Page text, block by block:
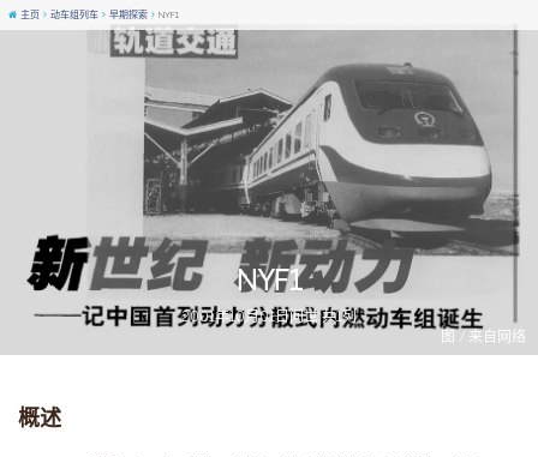
图 / 来自网络
NYF1
2001年10月01日问世 共1列
主页 动车组列车 早期探索 NYF1
概述